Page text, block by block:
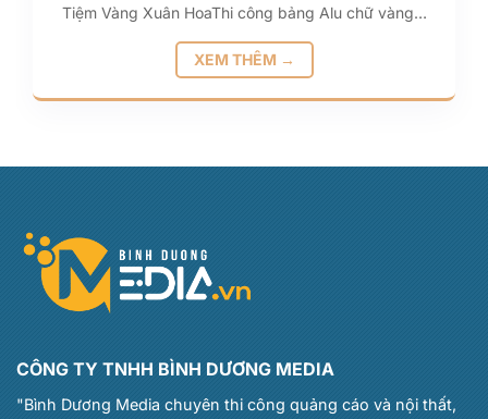
Tiệm Vàng Xuân HoaThi công bảng Alu chữ vàng…
XEM THÊM →
CÔNG TY TNHH BÌNH DƯƠNG MEDIA
"Bình Dương Media chuyên thi công quảng cáo và nội thất,